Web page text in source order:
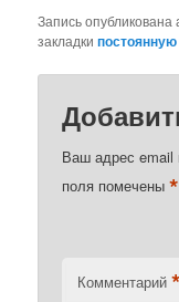
Запись
закладки
Ваш адрес email
поля помечены*
Комментарий *